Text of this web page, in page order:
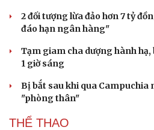
2 đối tượng lừa đảo hơn 7 tỷ
đáo hạn ngân hàng"
Tạm giam cha dượng hành hạ,
1 giờ sáng
Bị bắt sau khi qua Campuchia
"phòng thân"
THỂ THAO